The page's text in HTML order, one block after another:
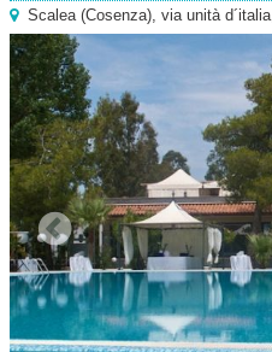
Scalea(Cosenza), via unità